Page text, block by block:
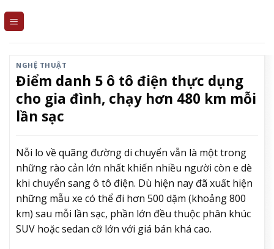
NGHỆ THUẬT
Điểm danh 5 ô tô điện thực dụng
cho gia đình, chạy hơn 480 km mỗi
lần sạc
Nỗi lo về quãng đường di chuyển vẫn là một trong
những rào cản lớn nhất khiến nhiều người còn e dè
khi chuyển sang ô tô điện. Dù hiện nay đã xuất hiện
những mẫu xe có thể đi hơn 500 dặm (khoảng 800
km) sau mỗi lần sạc, phần lớn đều thuộc phân khúc
SUV hoặc sedan cỡ lớn với giá bán khá cao.